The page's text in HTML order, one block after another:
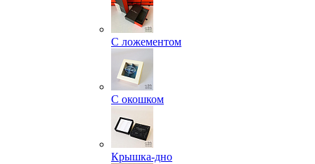
С ложементом
С окошком
Крышка-дно